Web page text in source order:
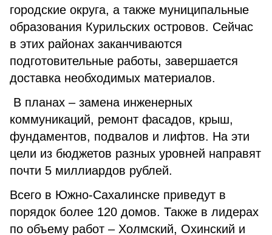
городские округа, а также муниципальные
образования Курильских островов. Сейчас
в этих районах заканчиваются
подготовительные работы, завершается
доставка необходимых материалов.
В планах – замена инженерных
коммуникаций, ремонт фасадов, крыш,
фундаментов, подвалов и лифтов. На эти
цели из бюджетов разных уровней направят
почти 5 миллиардов рублей.
Всего в Южно-Сахалинске приведут в
порядок более 120 домов. Также в лидерах
по объему работ – Холмский, Охинский и